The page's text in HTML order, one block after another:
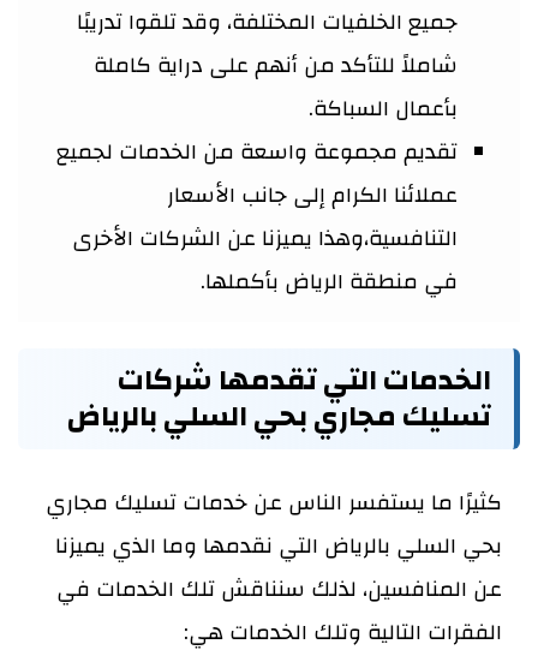
جميع الخلفيات المختلفة، وقد تلقوا تدريبًا
شاملاً للتأكد من أنهم على دراية كاملة
بأعمال السباكة.
تقديم مجموعة واسعة من الخدمات لجميع
عملائنا الكرام إلى جانب الأسعار
التنافسية،وهذا يميزنا عن الشركات الأخرى
في منطقة الرياض بأكملها.
الخدمات التي تقدمها شركات
تسليك مجاري بحي السلي بالرياض
كثيرًا ما يستفسر الناس عن خدمات تسليك مجاري
بحي السلي بالرياض التي نقدمها وما الذي يميزنا
عن المنافسين، لذلك سنناقش تلك الخدمات في
الفقرات التالية وتلك الخدمات هي: